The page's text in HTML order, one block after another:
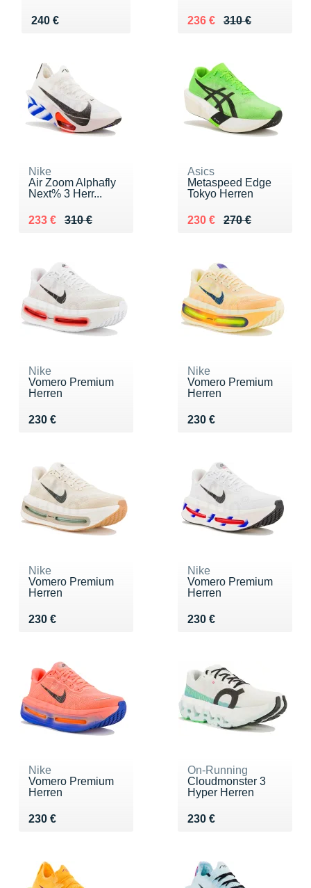
240 €
Vendu 240 € 310 €
Au lieu de 310 €
236 €
Vendu 236 €
Nike
Air Zoom Alphafly
Next% 3 Herr...
310 €
Au lieu de 310 €
233 €
Vendu 233 €
Asics
Metaspeed Edge
Tokyo Herren
270 €
Au lieu de 270 €
230 €
Vendu 230 €
Nike
Vomero Premium
Herren
230 €
Vendu 230 €
Nike
Vomero Premium
Herren
230 €
Vendu 230 €
Nike
Vomero Premium
Herren
230 €
Vendu 230 €
Nike
Vomero Premium
Herren
230 €
Vendu 230 €
Nike
Vomero Premium
Herren
230 €
Vendu 230 €
On-Running
Cloudmonster 3
Hyper Herren
230 €
Vendu 230 €